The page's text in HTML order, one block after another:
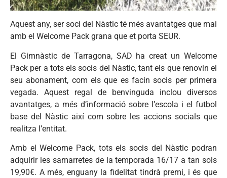
Aquest any, ser soci del Nàstic té més avantatges que mai
amb el Welcome Pack grana que et porta SEUR.
El Gimnàstic de Tarragona, SAD ha creat un Welcome
Pack per a tots els socis del Nàstic, tant els que renovin el
seu abonament, com els que es facin socis per primera
vegada. Aquest regal de benvinguda inclou diversos
avantatges, a més d’informació sobre l’escola i el futbol
base del Nàstic així com sobre les accions socials que
realitza l’entitat.
Amb el Welcome Pack, tots els socis del Nàstic podran
adquirir les samarretes de la temporada 16/17 a tan sols
19,90€. A més, enguany la fidelitat tindrà premi, i és que